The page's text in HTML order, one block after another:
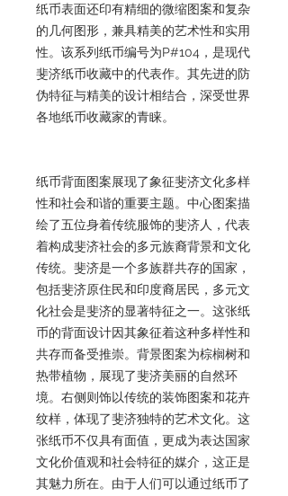
纸币表面还印有精细的微缩图案和复杂
的几何图形，兼具精美的艺术性和实用
性。该系列纸币编号为P#104，是现代
斐济纸币收藏中的代表作。其先进的防
伪特征与精美的设计相结合，深受世界
各地纸币收藏家的青睐。
纸币背面图案展现了象征斐济文化多样
性和社会和谐的重要主题。中心图案描
绘了五位身着传统服饰的斐济人，代表
着构成斐济社会的多元族裔背景和文化
传统。斐济是一个多族群共存的国家，
包括斐济原住民和印度裔居民，多元文
化社会是斐济的显著特征之一。这张纸
币的背面设计因其象征着这种多样性和
共存而备受推崇。背景图案为棕榈树和
热带植物，展现了斐济美丽的自然环
境。右侧则饰以传统的装饰图案和花卉
纹样，体现了斐济独特的艺术文化。这
张纸币不仅具有面值，更成为表达国家
文化价值观和社会特征的媒介，这正是
其魅力所在。由于人们可以通过纸币了